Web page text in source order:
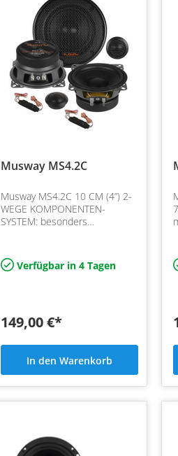
Musway MS4.2C
Musway MS4.2C 10 CM (4”) 2-
WEGE KOMPONENTEN-
SYSTEM: besonders
Verbundmembranen mit
Bambusfaser-Struktur, die
Verfügbar in 4 Tagen
149,00 €*
In den Warenkorb